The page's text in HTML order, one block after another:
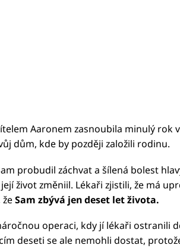
Aaronem zasnoubila minulý rok
dům, kde by později založili rodinu.
probudil záchvat a šílená bolest
život změniil. Lékaři zjistili, že má
žeSam zbývá jen deset let života.
operaci, kdy jí lékaři ostranili
deseti se ale nemohli dostat,